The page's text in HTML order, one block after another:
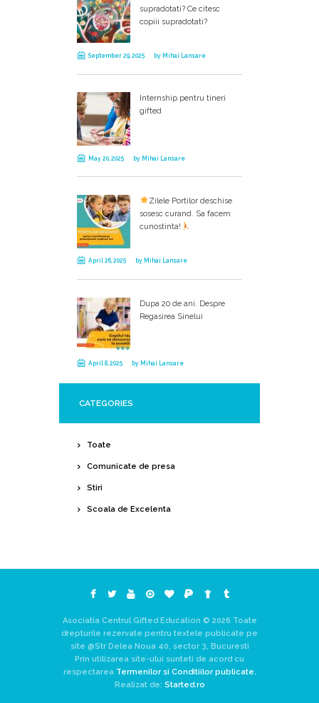
supradotati? Ce citesc
copiii supradotati?
September 29, 2025 by Mihai Lansare
Internship pentru tineri
gifted
May 20, 2025 by Mihai Lansare
Zilele Portilor deschise
sosesc curand. Sa facem
cunostinta!
April 26, 2025 by Mihai Lansare
Dupa 20 de ani. Despre
Regasirea Sinelui
April 8, 2025 by Mihai Lansare
CATEGORIES
Toate
Comunicate de presa
Stiri
Scoala de Excelenta
Asociatia Centrul Gifted Education © 2026 Toate
drepturile rezervate pentru textele publicate pe
site @Str Delea Noua 40, sector 3, Bucuresti
Prin utilizarea site-ului sunteti de acord cu
respectarea Termenilor si Conditiilor publicate.
Realizat de: Started.ro